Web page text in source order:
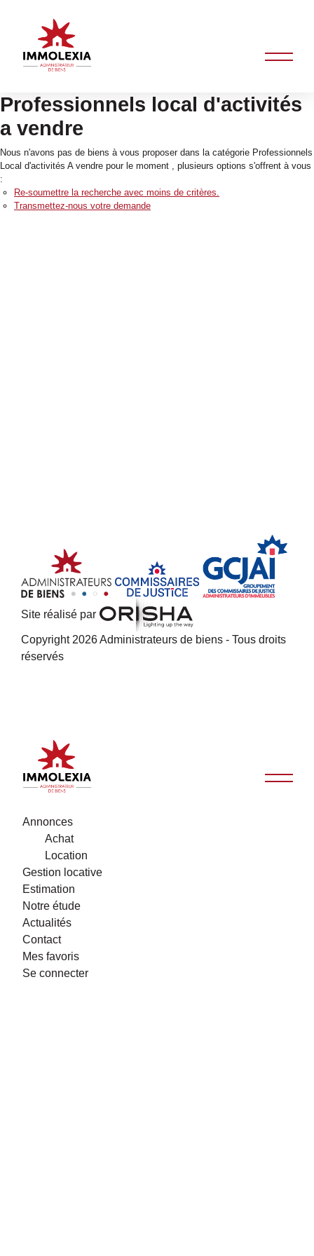
Professionnels local d'activités
a vendre
Nous n'avons pas de biens à vous proposer dans la catégorie Professionnels
Local d'activités A vendre pour le moment , plusieurs options s'offrent à vous
:
Re-soumettre la recherche avec moins de critères.
Transmettez-nous votre demande
Site réalisé par
Copyright 2026 Administrateurs de biens - Tous droits
réservés
Annonces
Achat
Location
Gestion locative
Estimation
Notre étude
Actualités
Contact
Mes favoris
Se connecter